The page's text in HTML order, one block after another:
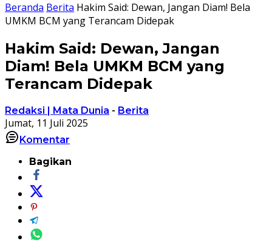
Beranda Berita Hakim Said: Dewan, Jangan Diam! Bela
UMKM BCM yang Terancam Didepak
Hakim Said: Dewan, Jangan
Diam! Bela UMKM BCM yang
Terancam Didepak
Redaksi | Mata Dunia - Berita
Jumat, 11 Juli 2025
Komentar
Bagikan